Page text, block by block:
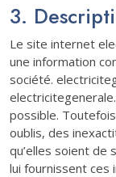
3.
Le site internet
une information
société.
possible.
oublis, des
qu’elles soient de
lui fournissent ces